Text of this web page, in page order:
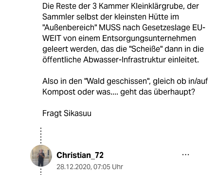
Die Reste der 3 Kammer Kleinklärgrube, der
Sammler selbst der kleinsten Hütte im
"Außenbereich" MUSS nach Gesetzeslage EU-
WEIT von einem Entsorgungsunternehmen
geleert werden, das die "Scheiße" dann in die
öffentliche Abwasser-Infrastruktur einleitet.
Also in den "Wald geschissen", gleich ob in/auf
Kompost oder was.... geht das überhaupt?
Fragt Sikasuu
Christian_72
28.12.2020, 07:05 Uhr